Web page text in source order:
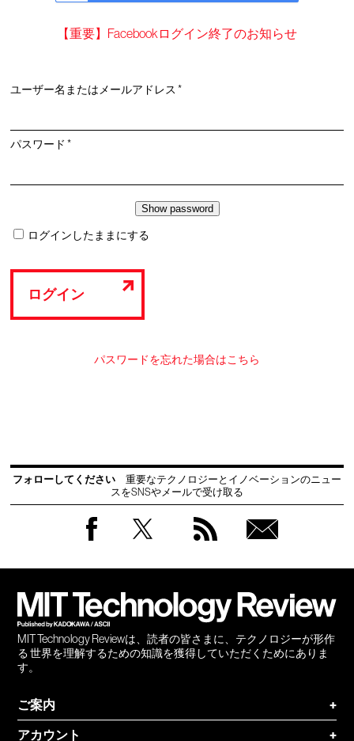
【重要】Facebookログイン終了のお知らせ
ユーザー名またはメールアドレス*必
パスワード*必
ログインしたままにする
ログイン
パスワードを忘れた場合はこちら
フォローしてください
重要なテクノロジーとイノベーションのニュー
スをSNSやメールで受け取る
MIT Technology Reviewは、読者の皆さまに、テクノロジーが形作
る 世界を理解するための知識を獲得していただくためにありま
す。
ご案内
+
アカウント
+